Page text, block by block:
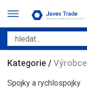
Kategorie /Výrobce
Spojky a rychlospojky